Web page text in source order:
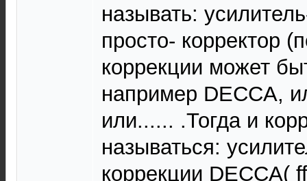
называть:
просто- корректор
коррекции может
например DECCA,
или...... .Тогда и
называться:
коррекции DECCA(